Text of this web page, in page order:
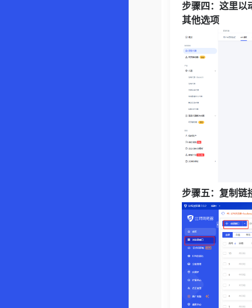
步骤四：这里以
其他选项
步骤五：复制链